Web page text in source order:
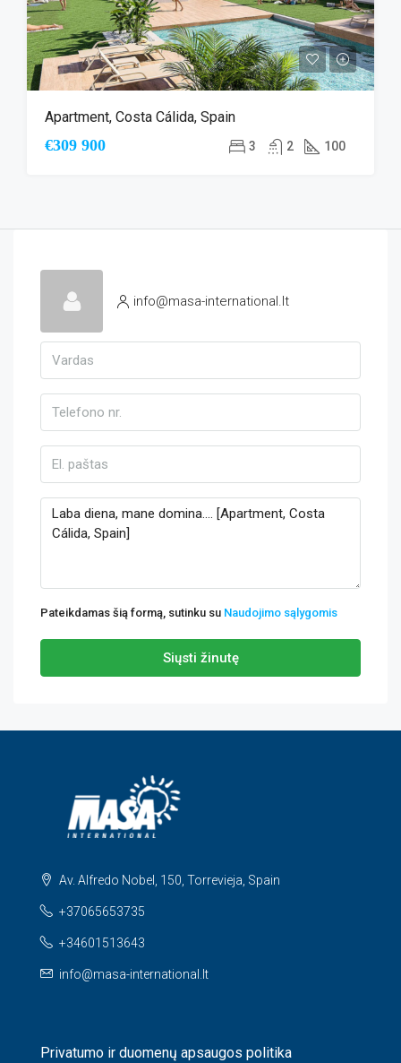
Apartment, Costa Cálida, Spain
€309 900 3 2 100
info@masa-international.lt
Pateikdamas šią formą, sutinku su Naudojimo sąlygomis
Siųsti žinutę
Av. Alfredo Nobel, 150, Torrevieja, Spain
+37065653735
+34601513643
info@masa-international.lt
Privatumo ir duomenų apsaugos politika